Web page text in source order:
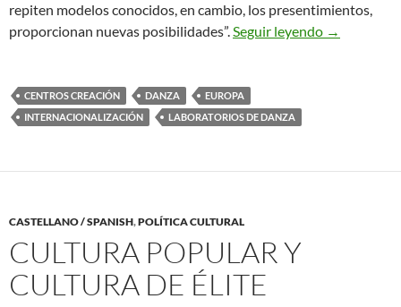
repiten modelos conocidos, en cambio, los presentimientos,
proporcionan nuevas posibilidades”.Seguir leyendo El Auge de
→
CENTROS CREACIÓN DANZA
EUROPA
INTERNACIONALIZACIÓN
LABORATORIOS DE DANZA
CASTELLANO / SPANISH,POLÍTICA CULTURAL
CULTURA POPULAR Y
CULTURA DE ÉLITE